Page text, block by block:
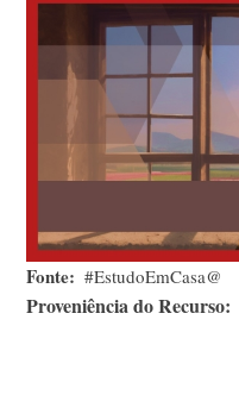
Fonte #EstudoEmCasa@
Proveniência do Recurso